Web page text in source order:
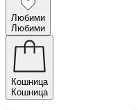
Любими
Любими
Кошница
Кошница